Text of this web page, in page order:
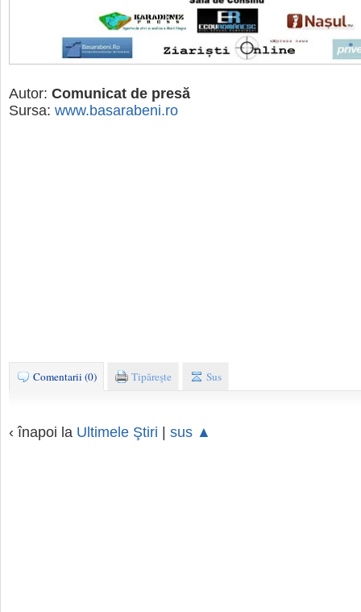
Autor: Comunicat de presă
Sursa: www.basarabeni.ro
Comentarii (0) Tipăreşte Sus
‹ înapoi la Ultimele Ştiri | sus ▲